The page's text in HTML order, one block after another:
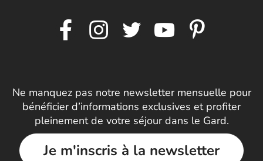
Ne manquez pas notre newsletter mensuelle pour
bénéficier d’informations exclusives et profiter
pleinement de votre séjour dans le Gard.
Je m'inscris à la newsletter